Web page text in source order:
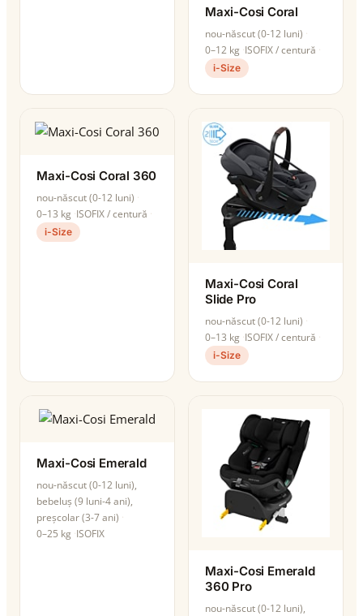
Maxi-Cosi Coral
nou-născut (0-12 luni)
0–12 kg ISOFIX / centură
i-Size
Maxi-Cosi Coral 360
nou-născut (0-12 luni)
0–13 kg ISOFIX / centură
i-Size
Maxi-Cosi Coral
Slide Pro
nou-născut (0-12 luni)
0–13 kg ISOFIX / centură
i-Size
Maxi-Cosi Emerald
nou-născut (0-12 luni),
bebeluș (9 luni-4 ani),
preșcolar (3-7 ani)
0–25 kg ISOFIX
Maxi-Cosi Emerald
360 Pro
nou-născut (0-12 luni),